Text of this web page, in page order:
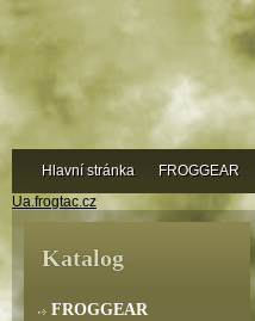
Ua.frogtac.cz
Katalog
FROGGEAR
Hlavní stránka FROGGEAR